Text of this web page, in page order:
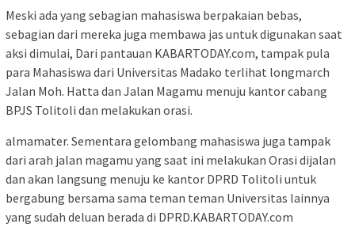
Meski ada yang sebagian mahasiswa berpakaian bebas,
sebagian dari mereka juga membawa jas untuk digunakan saat
aksi dimulai, Dari pantauan KABARTODAY.com, tampak pula
para Mahasiswa dari Universitas Madako terlihat longmarch
Jalan Moh. Hatta dan Jalan Magamu menuju kantor cabang
BPJS Tolitoli dan melakukan orasi.
almamater. Sementara gelombang mahasiswa juga tampak
dari arah jalan magamu yang saat ini melakukan Orasi dijalan
dan akan langsung menuju ke kantor DPRD Tolitoli untuk
bergabung bersama sama teman teman Universitas lainnya
yang sudah deluan berada di DPRD.KABARTODAY.com